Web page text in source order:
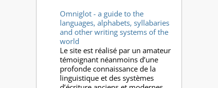
Omniglot - a guide to the
languages, alphabets, syllabaries
and other writing systems of the
world
Le site est réalisé par un amateur
témoignant néanmoins d’une
profonde connaissance de la
linguistique et des systèmes